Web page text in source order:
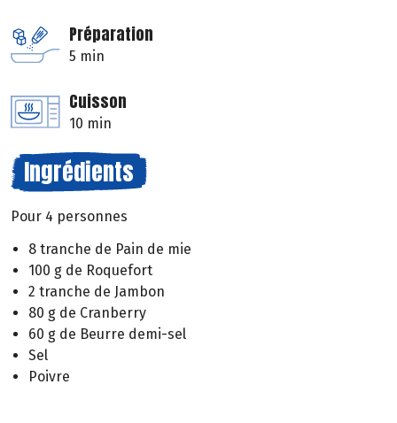
Préparation
5 min
Cuisson
10 min
Ingrédients
Pour 4 personnes
8 tranche de Pain de mie
100 g de Roquefort
2 tranche de Jambon
80 g de Cranberry
60 g de Beurre demi-sel
Sel
Poivre